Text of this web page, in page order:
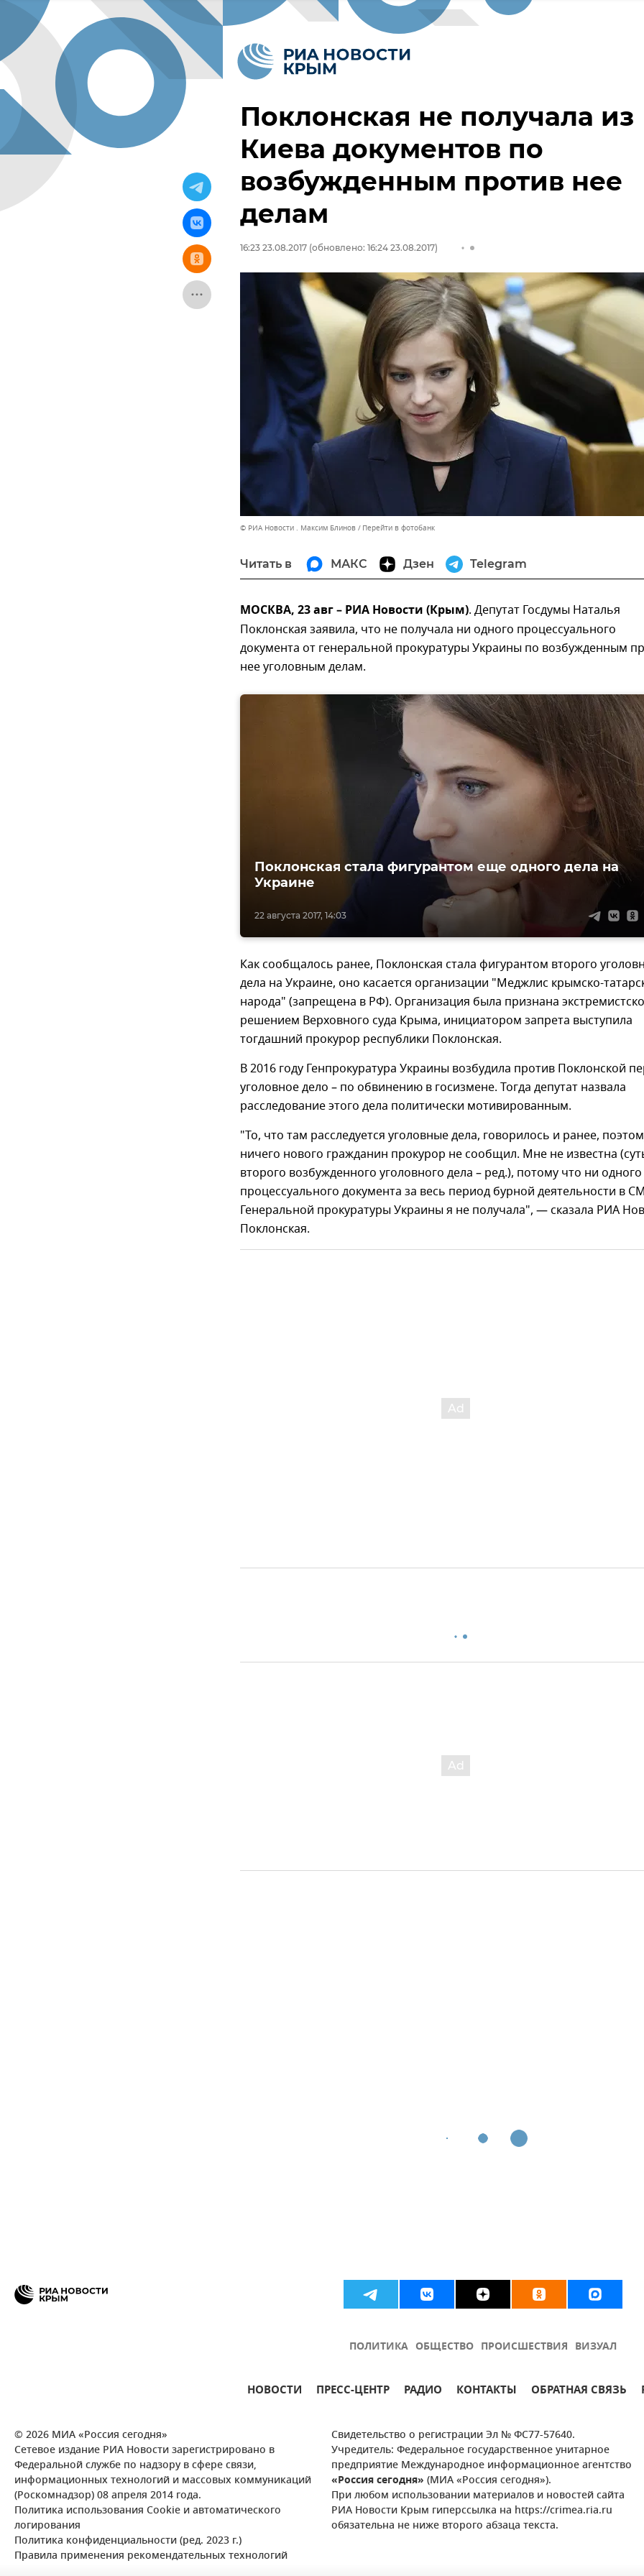
Поклонская не получала из
Киева документов по
возбужденным против нее
делам
16:23 23.08.2017 (обновлено: 16:24 23.08.2017)
© РИА Новости . Максим Блинов Перейти в фотобанк
Читать в МАКС Дзен Telegram
МОСКВА, 23 авг – РИА Новости (Крым). Депутат Госдумы Наталья
Поклонская заявила, что не получала ни одного процессуального
документа от генеральной прокуратуры Украины по возбужденным
нее уголовным делам.
22 августа 2017, 14:03
Поклонская стала фигурантом еще одного дела на
Украине
Как сообщалось ранее, Поклонская стала фигурантом второго
дела на Украине, оно касается организации "Меджлис крымско-
народа" (запрещена в РФ). Организация была признана
решением Верховного суда Крыма, инициатором запрета выступила
тогдашний прокурор республики Поклонская.
В 2016 году Генпрокуратура Украины возбудила против Поклонской
уголовное дело – по обвинению в госизмене. Тогда депутат назвала
расследование этого дела политически мотивированным.
"То, что там расследуется уголовные дела, говорилось и ранее,
ничего нового гражданин прокурор не сообщил. Мне не известна
второго возбужденного уголовного дела – ред.), потому что ни одного
процессуального документа за весь период бурной деятельности в
Генеральной прокуратуры Украины я не получала", — сказала РИА
Поклонская.
ПОЛИТИКА ОБЩЕСТВО ПРОИСШЕСТВИЯ ВИЗУАЛ
НОВОСТИ ПРЕСС-ЦЕНТР РАДИО КОНТАКТЫ ОБРАТНАЯ СВЯЗЬ
© 2026 МИА «Россия сегодня»
Сетевое издание РИА Новости зарегистрировано в
Федеральной службе по надзору в сфере связи,
информационных технологий и массовых коммуникаций
(Роскомнадзор) 08 апреля 2014 года.
Политика использования Cookie и автоматического
логирования
Политика конфиденциальности (ред. 2023 г.)
Правила применения рекомендательных технологий
Свидетельство о регистрации Эл № ФС77-57640.
Учредитель: Федеральное государственное унитарное
предприятие Международное информационное агентство
«Россия сегодня» (МИА «Россия сегодня»).
При любом использовании материалов и новостей сайта
РИА Новости Крым гиперссылка на https://crimea.ria.ru
обязательна не ниже второго абзаца текста.